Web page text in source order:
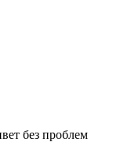
без проблем